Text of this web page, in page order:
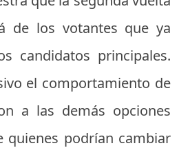
de los votantes que ya
candidatos principales.
el comportamiento de
a las demás opciones
quienes podrían cambiar